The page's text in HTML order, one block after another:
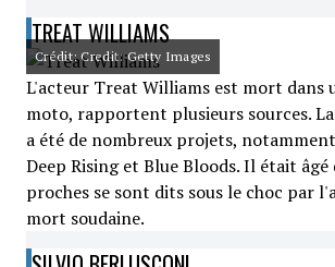
TREAT WILLIAMS
Crédit: Credit: Getty Images
L'acteur Treat Williams est mort dans
moto, rapportent plusieurs sources.
a été de nombreux projets,
Deep Rising et Blue Bloods. Il était âgé
proches se sont dits sous le choc par
mort soudaine.